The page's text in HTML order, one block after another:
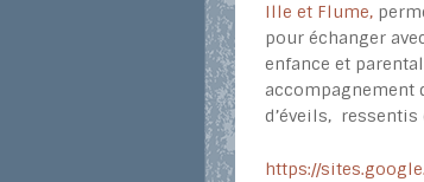
Ille et Flume,
pour échanger
enfance et
accompagnement
d’éveils,
https://